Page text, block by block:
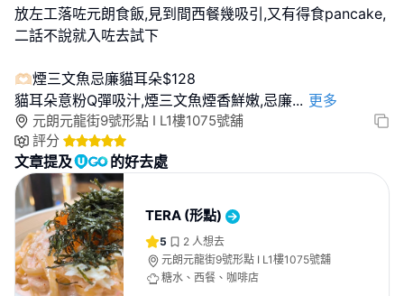
放左工落咗元朗食飯,見到間西餐幾吸引,又有得食pancake,
二話不說就入咗去試下
🫶🏻煙三文魚忌廉貓耳朵$128
貓耳朵意粉Q彈吸汁,煙三文魚煙香鮮嫩,忌廉... 更多
元朗元龍街9號形點 I L1樓1075號舖
評分
文章提及 的好去處
TERA (形點)
5 2 人想去
元朗元龍街9號形點 I L1樓1075號舖
糖水、西餐、咖啡店